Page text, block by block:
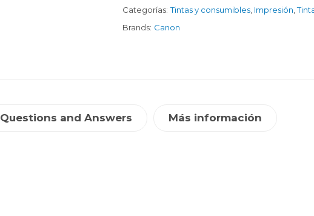
Categorías: Tintas y consumibles Impresión ,
Brands: Canon
Questions and Answers Más información